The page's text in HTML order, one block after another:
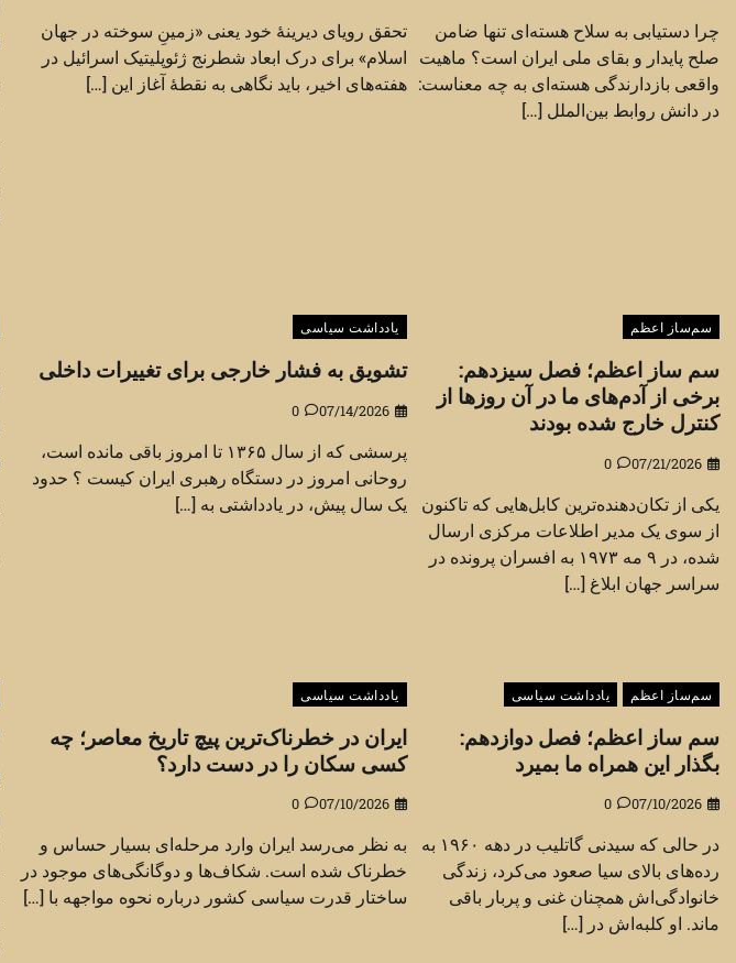
چرا دستیابی به سلاح هسته‌ای تنها ضامن
صلح پایدار و بقای ملی ایران است؟ ماهیت
واقعی بازدارندگی هسته‌ای به چه معناست:
در دانش روابط بین‌الملل […]
تحقق رویای دیرینهٔ خود یعنی «زمینِ سوخته در جهان
اسلام» برای درک ابعاد شطرنج ژئوپلیتیک اسرائیل در
هفته‌های اخیر، باید نگاهی به نقطهٔ آغاز این […]
سم‌ساز اعظم
سم ساز اعظم؛ فصل سیزدهم:
برخی از آدم‌های ما در آن روزها از
کنترل خارج شده بودند
07/21/2026
0
یکی از تکان‌دهنده‌ترین کابل‌هایی که تاکنون
از سوی یک مدیر اطلاعات مرکزی ارسال
شده، در ۹ مه ۱۹۷۳ به افسران پرونده در
سراسر جهان ابلاغ […]
یادداشت سیاسی
تشویق به فشار خارجی برای تغییرات داخلی
07/14/2026
0
پرسشی که از سال ۱۳۶۵ تا امروز باقی مانده است،
روحانی امروز در دستگاه رهبری ایران کیست ؟ حدود
یک سال پیش، در یادداشتی به […]
سم‌ساز اعظم یادداشت سیاسی
سم ساز اعظم؛ فصل دوازدهم:
بگذار این همراه ما بمیرد
07/10/2026
0
در حالی که سیدنی گاتلیب در دهه ۱۹۶۰ به
رده‌های بالای سیا صعود می‌کرد، زندگی
خانوادگی‌اش همچنان غنی و پربار باقی
ماند. او کلبه‌اش در […]
یادداشت سیاسی
ایران در خطرناک‌ترین پیچ تاریخ معاصر؛ چه
کسی سکان را در دست دارد؟
07/10/2026
0
به نظر می‌رسد ایران وارد مرحله‌ای بسیار حساس و
خطرناک شده است. شکاف‌ها و دوگانگی‌های موجود در
ساختار قدرت سیاسی کشور درباره نحوه مواجهه با […]